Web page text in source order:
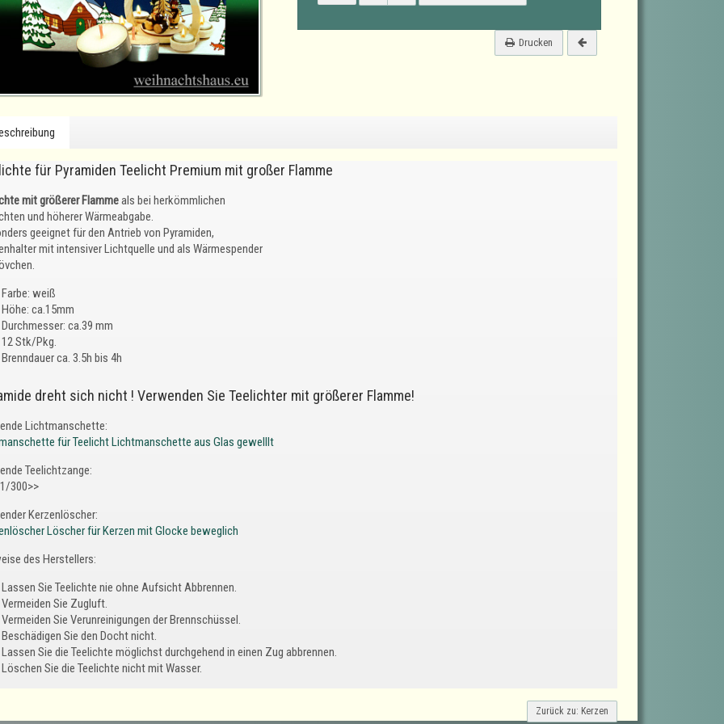
Drucken
für Pyramiden Teelicht Premium mit großer Flamme
mit größerer Flammeals bei herkömmlichen
und höherer Wärmeabgabe.
geeignet für den Antrieb von Pyramiden,
mit intensiver Lichtquelle und als Wärmespender
Farbe: weiß
Höhe: ca.15mm
Durchmesser: ca.39 mm
12 Stk/Pkg.
Brenndauer ca. 3.5h bis 4h
dreht sich nicht ! Verwenden Sie Teelichter mit größerer Flamme!
Lichtmanschette:
für Teelicht Lichtmanschette aus Glas gewelllt
Teelichtzange:
300>>
Kerzenlöscher:
Löscher für Kerzen mit Glocke beweglich
des Herstellers:
Lassen Sie Teelichte nie ohne Aufsicht Abbrennen.
Vermeiden Sie Zugluft.
Vermeiden Sie Verunreinigungen der Brennschüssel.
Beschädigen Sie den Docht nicht.
Lassen Sie die Teelichte möglichst durchgehend in einen Zug abbrennen.
Löschen Sie die Teelichte nicht mit Wasser.
Zurück zu: Kerzen